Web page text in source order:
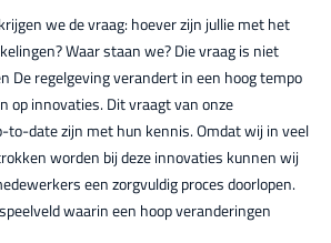
we de vraag: hoever zijn jullie met het
Waar staan we? Die vraag is niet
De regelgeving verandert in een hoog tempo
op innovaties. Dit vraagt van onze
to-date zijn met hun kennis. Omdat wij in veel
worden bij deze innovaties kunnen wij
een zorgvuldig proces doorlopen.
waarin een hoop veranderingen